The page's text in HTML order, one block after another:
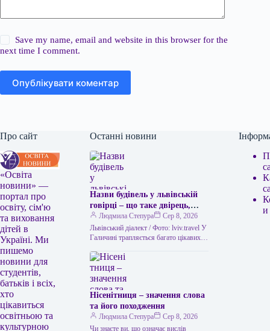
Save my name, email and website in this browser for the
next time I comment.
Опублікувати коментар
Про сайт
«Освіта
новини» —
портал про
освіту, сім'ю
та виховання
дітей в
Україні. Ми
пишемо
новини для
студентів,
батьків і всіх,
хто
цікавиться
освітньою та
культурною
Останні новини
Назви будівель у львівській
говірці – що таке двірець,
креденс, кнайпа
Людмила Степура
Сер 8, 2026
Львівський діалект / Фото: lviv.travel У
Галичині трапляється багато цікавих
навіть досвідченого мандрівника. Тож
не дивно,…
Нісенітниця – значення слова
та його походження
Людмила Степура
Сер 8, 2026
Чи знаєте ви, що означає вислів
и